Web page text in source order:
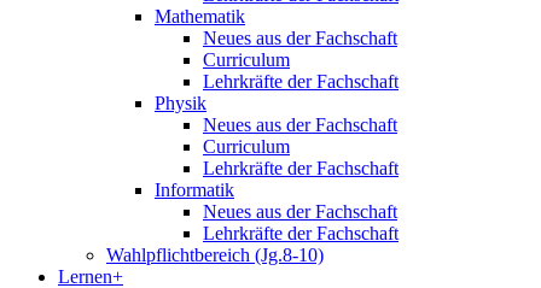
Mathematik
Neues aus der Fachschaft
Curriculum
Lehrkräfte der Fachschaft
Physik
Neues aus der Fachschaft
Curriculum
Lehrkräfte der Fachschaft
Informatik
Neues aus der Fachschaft
Lehrkräfte der Fachschaft
Wahlpflichtbereich (Jg.8-10)
Lernen+